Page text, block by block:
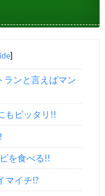
]
ランと言えばマン
もピッタリ!!
を食べる!!
マイチ!?